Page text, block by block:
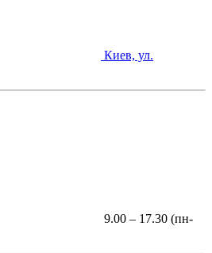
Киев, ул.
9.00 – 17.30 (пн-